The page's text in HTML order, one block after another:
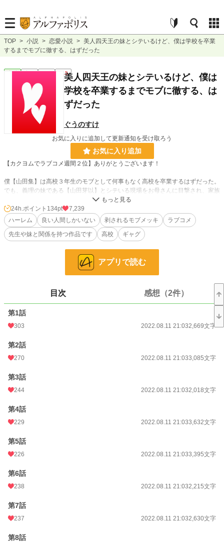
TOP > 小説 > 恋愛小説 > 美人四天王の妹とシテいるけど、僕は学校を卒業
するまでモブに徹する、はずだった
恋愛 完結 長編 R15美人四天王の妹とシテいるけど、僕は
学校を卒業するまでモブに徹する、は
ずだった
ぐうのすけ
お気に入りに追加して更新通知を受け取ろう
お気に入り追加
【カクヨムでラブコメ週間２位】ありがとうございます！
僕【山田集】は高校３年生のモブとして何事もなく高校を卒業するはずだった。
でも、義理の妹である【山田芽以】とシテいる現場をお母さんに目撃され、家族
会議が開かれた。家族会議の結果隠蔽し、何事も無く高校を卒業する事が決ま
る。ある時学校の美人四天王の一角である【夏空日葵】に僕と芽以がベッドでシ
テいる所を目撃されたところからドタバタが始まる。僕の完璧なモブメッキは剥
がれ、ヒマリに観察され、他の美人四天王にもメッキを剥され、何かを嗅ぎつけ
られていく。僕は、平穏無事に学校を卒業できるのだろうか？
『この物語は、法律・法令に反する行為を容認・推奨するものではありません』
8,870 位 / 228,619 件
3,975 位 / 66,320 件
お気に入り
24h.ポイント
文字数
初回公開日時
年間ポイント
累計ポイント
24h.ポイント 134pt
7,239
ハーレム
良い人間しかいない 剥されるモブメッキ
ラブコメ
先生や妹と関係を持つ作品です
高校 ギャグ
アプリで読む
目次 感想（2件）
第1話
303 2022.08.11 21:032,669文字
第2話
270 2022.08.11 21:033,085文字
第3話
244 2022.08.11 21:032,018文字
第4話
229 2022.08.11 21:033,632文字
第5話
226 2022.08.11 21:033,395文字
第6話
238 2022.08.11 21:032,215文字
第7話
237 2022.08.11 21:032,630文字
第8話